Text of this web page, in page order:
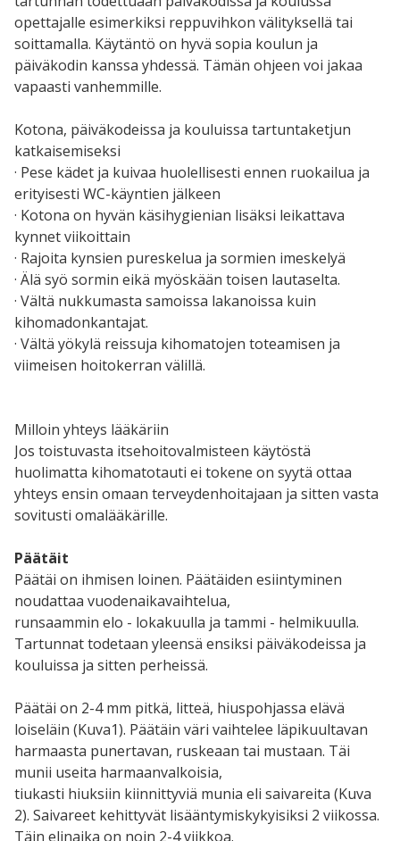
opettajalle esimerkiksi reppuvihkon välityksellä tai
soittamalla. Käytäntö on hyvä sopia koulun ja
päiväkodin kanssa yhdessä. Tämän ohjeen voi jakaa
vapaasti vanhemmille.
Kotona, päiväkodeissa ja kouluissa tartuntaketjun
katkaisemiseksi
· Pese kädet ja kuivaa huolellisesti ennen ruokailua ja
erityisesti WC-käyntien jälkeen
· Kotona on hyvän käsihygienian lisäksi leikattava
kynnet viikoittain
· Rajoita kynsien pureskelua ja sormien imeskelyä
· Älä syö sormin eikä myöskään toisen lautaselta.
· Vältä nukkumasta samoissa lakanoissa kuin
kihomadonkantajat.
· Vältä yökylä reissuja kihomatojen toteamisen ja
viimeisen hoitokerran välillä.
Milloin yhteys lääkäriin
Jos toistuvasta itsehoitovalmisteen käytöstä
huolimatta kihomatotauti ei tokene on syytä ottaa
yhteys ensin omaan terveydenhoitajaan ja sitten vasta
sovitusti omalääkärille.
Päätäit
Päätäi on ihmisen loinen. Päätäiden esiintyminen
noudattaa vuodenaikavaihtelua,
runsaammin elo - lokakuulla ja tammi - helmikuulla.
Tartunnat todetaan yleensä ensiksi päiväkodeissa ja
kouluissa ja sitten perheissä.
Päätäi on 2-4 mm pitkä, litteä, hiuspohjassa elävä
loiseläin (Kuva1). Päätäin väri vaihtelee läpikuultavan
harmaasta punertavan, ruskeaan tai mustaan. Täi
munii useita harmaanvalkoisia,
tiukasti hiuksiin kiinnittyviä munia eli saivareita (Kuva
2). Saivareet kehittyvät lisääntymiskykyisiksi 2 viikossa.
Täin elinaika on noin 2-4 viikkoa.